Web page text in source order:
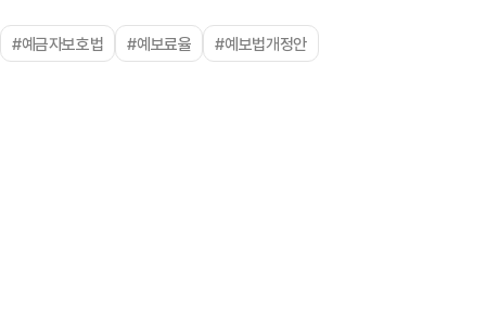
#예금자보호법 #예보료율 #예보법개정안